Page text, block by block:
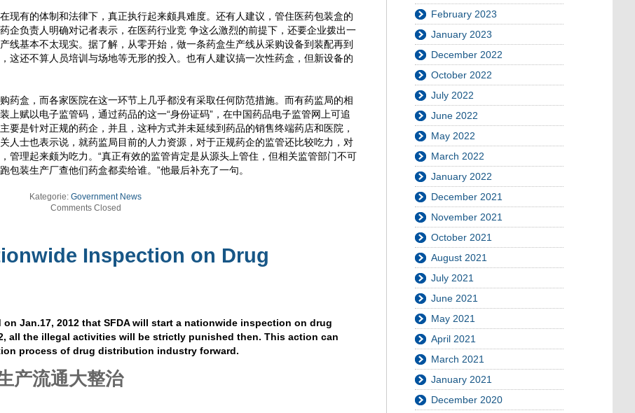
现有的体制和法律下，真正执行起来颇具难度。还有人建议，管住医药包装盒的
企负责人明确对记者表示，在医药行业竞 争这么激烈的前提下，还要企业拨出一
线基本不太现实。据了解，从零开始，做一条药盒生产线从采购设备到装配再到
这还不算人员培训与场地等无形的投入。也有人建议搞一次性药盒，但新设备的
药盒，而各家医院在这一环节上几乎都没有采取任何防范措施。而有药监局的相
上赋以电子监管码，通过药品的这一“身份证码”，在中国药品电子监管网上可追
要是针对正规的药企，并且，这种方式并未延续到药品的销售终端药店和医院，
人士也表示说，就药监局目前的人力资源，对于正规药企的监管还比较吃力，对
管理起来颇为吃力。“真正有效的监管肯定是从源头上管住，但相关监管部门不可
包装生产厂查他们药盒都卖给谁。”他最后补充了一句。
Kategorie: Government News
Comments Closed
Inspection on Drug
Jan.17, 2012 that SFDA will start a nationwide inspection on drug
all the illegal activities will be strictly punished then. This action can
process of drug distribution industry forward.
产流通大整治
February 2023
January 2023
December 2022
October 2022
July 2022
June 2022
May 2022
March 2022
January 2022
December 2021
November 2021
October 2021
August 2021
July 2021
June 2021
May 2021
April 2021
March 2021
January 2021
December 2020